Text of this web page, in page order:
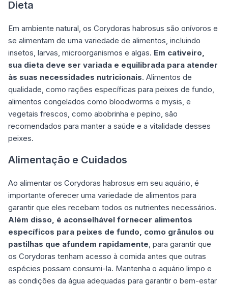
Dieta
Em ambiente natural, os Corydoras habrosus são onívoros e
se alimentam de uma variedade de alimentos, incluindo
insetos, larvas, microorganismos e algas. Em cativeiro,
sua dieta deve ser variada e equilibrada para atender
às suas necessidades nutricionais. Alimentos de
qualidade, como rações específicas para peixes de fundo,
alimentos congelados como bloodworms e mysis, e
vegetais frescos, como abobrinha e pepino, são
recomendados para manter a saúde e a vitalidade desses
peixes.
Alimentação e Cuidados
Ao alimentar os Corydoras habrosus em seu aquário, é
importante oferecer uma variedade de alimentos para
garantir que eles recebam todos os nutrientes necessários.
Além disso, é aconselhável fornecer alimentos
específicos para peixes de fundo, como grânulos ou
pastilhas que afundem rapidamente, para garantir que
os Corydoras tenham acesso à comida antes que outras
espécies possam consumi-la. Mantenha o aquário limpo e
as condições da água adequadas para garantir o bem-estar